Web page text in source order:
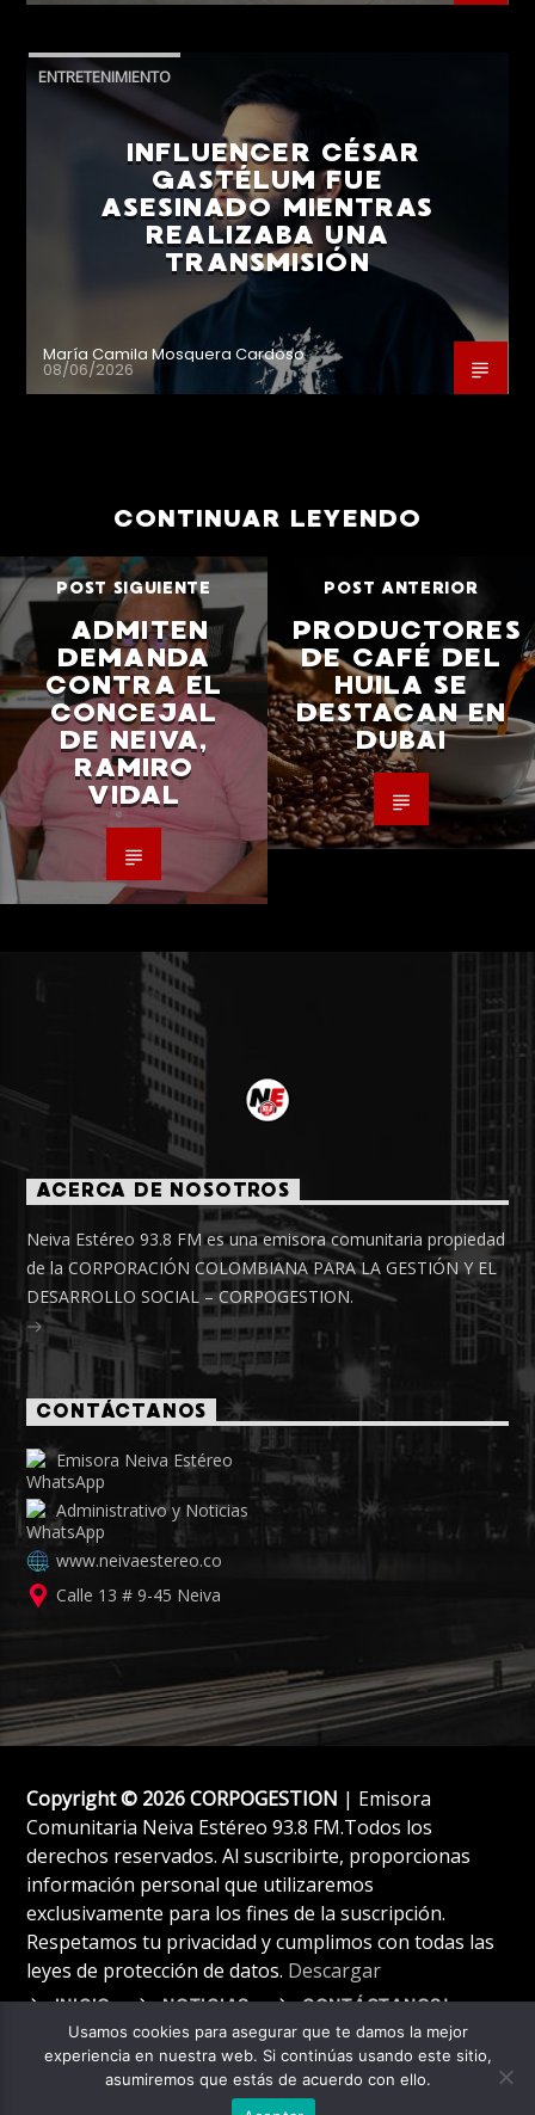
ENTRETENIMIENTO
INFLUENCER CÉSAR
GASTÉLUM FUE
ASESINADO MIENTRAS
REALIZABA UNA
TRANSMISIÓN
María Camila Mosquera Cardoso
08/06/2026
CONTINUAR LEYENDO
POST SIGUIENTE
ADMITEN
DEMANDA
CONTRA EL
CONCEJAL
DE NEIVA,
RAMIRO
VIDAL
POST ANTERIOR
PRODUCTORES
DE CAFÉ DEL
HUILA SE
DESTACAN EN
DUBAI
ACERCA DE NOSOTROS
Neiva Estéreo 93.8 FM es una emisora comunitaria propiedad
de la CORPORACIÓN COLOMBIANA PARA LA GESTIÓN Y EL
DESARROLLO SOCIAL – CORPOGESTION.
CONTÁCTANOS
Emisora Neiva Estéreo
Administrativo y Noticias
www.neivaestereo.co
Calle 13 # 9-45 Neiva
Copyright © 2026 CORPOGESTION | Emisora
Comunitaria Neiva Estéreo 93.8 FM.Todos los
derechos reservados. Al suscribirte, proporcionas
información personal que utilizaremos
exclusivamente para los fines de la suscripción.
Respetamos tu privacidad y cumplimos con todas las
leyes de protección de datos. Descargar
INICIO NOTICIAS CONTÁCTANOS!
Usamos cookies para asegurar que te damos la mejor
experiencia en nuestra web. Si continúas usando este sitio,
asumiremos que estás de acuerdo con ello.